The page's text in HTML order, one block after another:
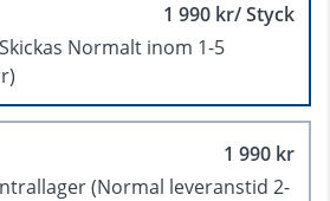
1 990 kr/ Styck
Normalt inom 1-5
1 990 kr
(Normal leveranstid 2-